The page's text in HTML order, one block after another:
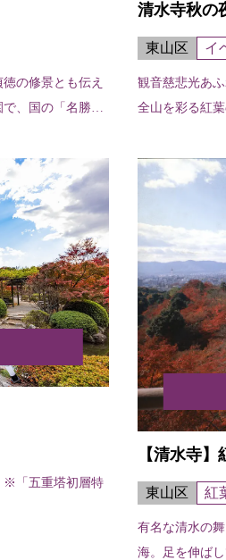
の修景とも伝え
、国の「名勝」
清水寺秋の
東山区 イ
観音慈悲光あ
全山を彩る紅
※「五重塔初層特
【清水寺】
東山区 紅
有名な清水の
海。足を伸ば